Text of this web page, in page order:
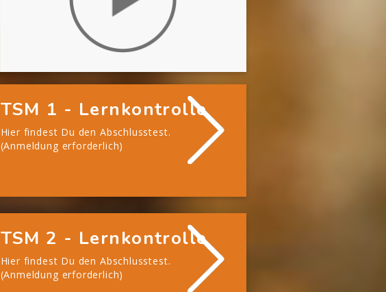
TSM 1 - Lernkontrolle
Hier findest Du den Abschlusstest.
(Anmeldung erforderlich)
TSM 2 - Lernkontrolle
Hier findest Du den Abschlusstest.
(Anmeldung erforderlich)